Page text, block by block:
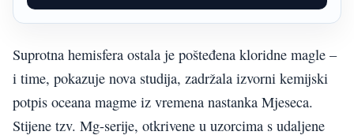
Suprotna hemisfera ostala je pošteđena kloridne magle –
i time, pokazuje nova studija, zadržala izvorni kemijski
potpis oceana magme iz vremena nastanka Mjeseca.
Stijene tzv. Mg-serije, otkrivene u uzorcima s udaljene